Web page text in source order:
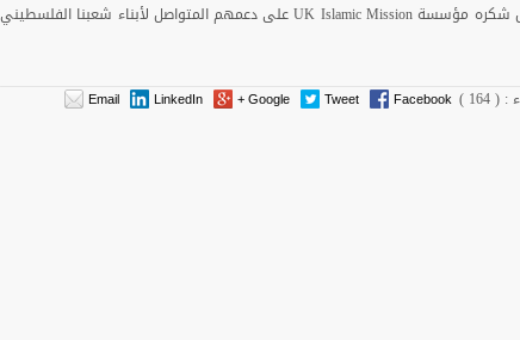
و في حديثه قدم الأستاذ عبد الجليل شكره مؤسسة UK Islamic Mission على دعمهم المتواصل لأبناء شعبنا الفلسطيني
Facebook
Tweet
Google +
LinkedIn
Email